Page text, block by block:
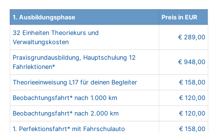
1. Ausbildungsphase Preis in EUR
32 Einheiten Theoriekurs und
Verwaltungskosten
€ 289,00
Praxisgrundausbildung, Hauptschulung 12
Fahrlektionen*
€ 948,00
Theorieeinweisung L17 für deinen Begleiter € 158,00
Beobachtungsfahrt* nach 1.000 km € 120,00
Beobachtungsfahrt* nach 2.000 km € 120,00
1. Perfektionsfahrt* mit Fahrschulauto € 158,00